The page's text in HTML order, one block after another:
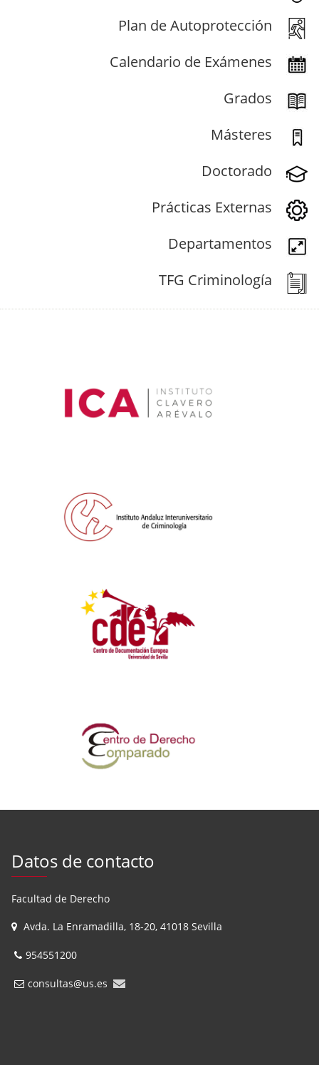
Plan de Autoprotección
Calendario de Exámenes
Grados
Másteres
Doctorado
Prácticas Externas
Departamentos
TFG Criminología
Datos de contacto
Facultad de Derecho
Avda. La Enramadilla, 18-20, 41018 Sevilla
954551200
consultas@us.es